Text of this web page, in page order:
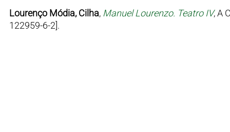
Lourenço Módia, Cilha, Manuel Lourenzo. Teatro IV, A
122959-6-2].